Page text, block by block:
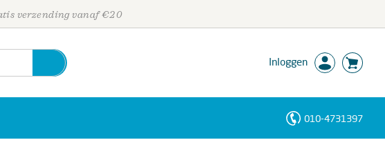
verzending vanaf €20
Inloggen
010-4731397
Personen